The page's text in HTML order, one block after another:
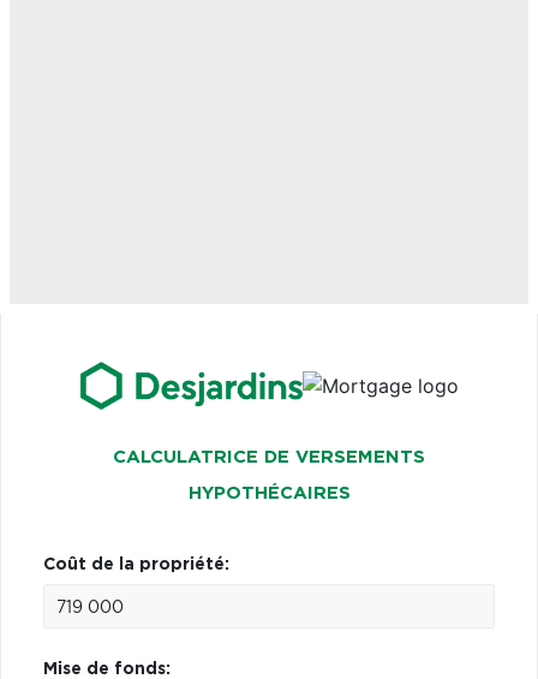
CALCULATRICE DE VERSEMENTS
HYPOTHÉCAIRES
Coût de la propriété:
Mise de fonds: